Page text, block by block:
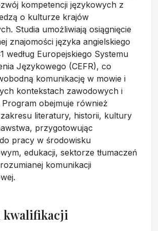
kompetencji językowych z
o kulturze krajów
Studia umożliwiają osiągnięcie
znajomości języka angielskiego
według Europejskiego Systemu
Językowego (CEFR), co
komunikację w mowie i
kontekstach zawodowych i
Program obejmuje również
literatury, historii, kultury
przygotowując
pracy w środowisku
edukacji, sektorze tłumaczeń
komunikacji
kwalifikacji